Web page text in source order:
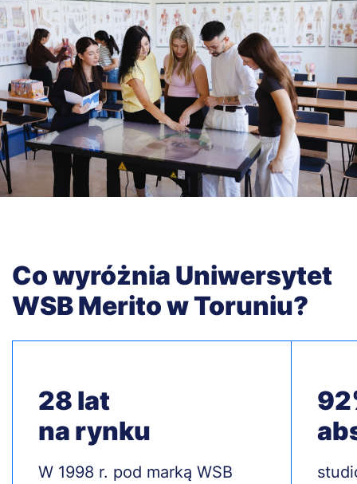
Co wyróżnia Uniwersytet
WSB Merito w Toruniu?
28 lat
na rynku
Treść
W 1998 r. pod marką WSB